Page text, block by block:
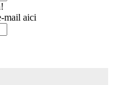
mail aici